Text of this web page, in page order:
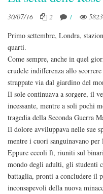
30/07/16 2 1
Primo settembre, Londra,
quarti.
Come sempre, anche in quel
crudele indifferenza allo
strappate via dal giardino del
Il sole continuava a sorgere, il
incessante, mentre a soli pochi
tragedia della Seconda Guerra
Il dolore avviluppava nelle sue
mentre i cuori sanguinavano
Eppure eccoli lì, riuniti sul
mondo degli adulti, gli studenti
battaglia, pronti a concludere il
inconsapevoli della nuova